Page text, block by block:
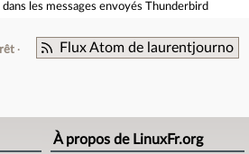
dans les messages envoyés Thunderbird
Flux Atom de laurentjourno
À propos de LinuxFr.org